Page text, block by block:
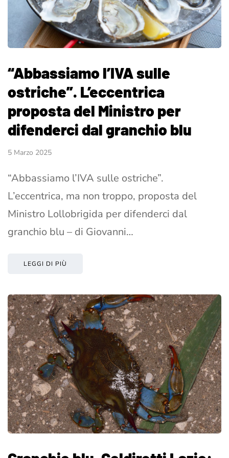
“Abbassiamo l’IVA sulle
ostriche”. L’eccentrica
proposta del Ministro per
difenderci dal granchio blu
5 Marzo 2025
“Abbassiamo l’IVA sulle ostriche”.
L’eccentrica, ma non troppo, proposta del
Ministro Lollobrigida per difenderci dal
granchio blu – di Giovanni…
LEGGI DI PIÙ